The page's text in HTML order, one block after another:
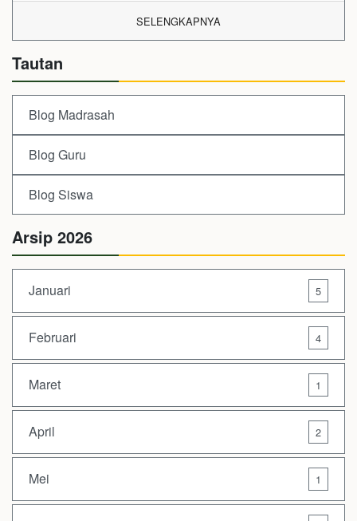
SELENGKAPNYA
Tautan
Blog Madrasah
Blog Guru
Blog Siswa
Arsip 2026
Januari 5
Februari 4
Maret 1
April 2
Mei 1